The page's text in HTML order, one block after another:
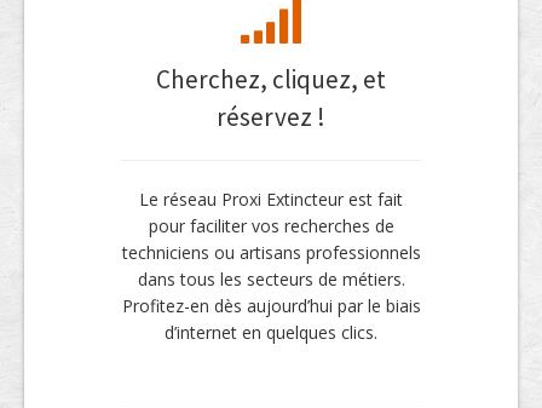
Cherchez, cliquez, et
réservez !
Le réseau Proxi Extincteur est fait
pour faciliter vos recherches de
techniciens ou artisans professionnels
dans tous les secteurs de métiers.
Profitez-en dès aujourd’hui par le biais
d’internet en quelques clics.